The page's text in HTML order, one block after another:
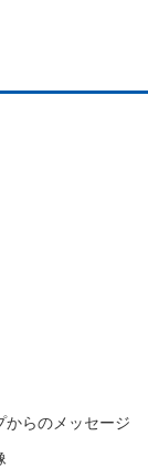
からのメッセージ